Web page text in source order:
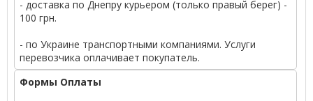
- доставка по Днепру курьером (только правый берег) -
100 грн.
- по Украине транспортными компаниями. Услуги
перевозчика оплачивает покупатель.
Формы Оплаты